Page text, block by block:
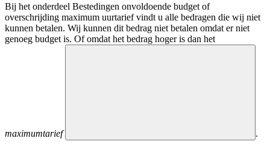
Bij het onderdeel Bestedingen onvoldoende budget of
overschrijding maximum uurtarief vindt u alle bedragen die wij niet
kunnen betalen. Wij kunnen dit bedrag niet betalen omdat er niet
genoeg budget is. Of omdat het bedrag hoger is dan het
maximumtarief .